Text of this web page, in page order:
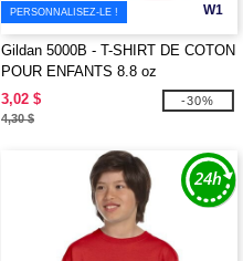
W1
PERSONNALISEZ-LE !
Gildan 5000B - T-SHIRT DE COTON
POUR ENFANTS 8.8 oz
3,02 $
4,30 $
-30%